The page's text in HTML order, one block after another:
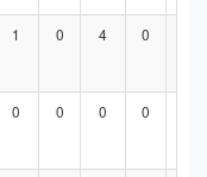
1 0 4 0
0 0 0 0